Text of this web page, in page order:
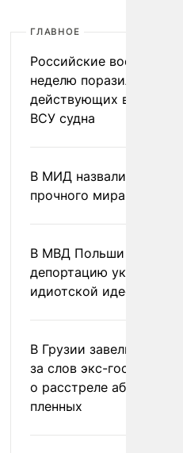
ГЛАВНОЕ
Российские военные за
неделю поразили 34
действующих в
ВСУ судна
В МИД назвали условия
прочного мира на
В МВД Польши назвали
депортацию украинцев
идиотской идеей
В Грузии завели дело
за слов экс-
о расстреле абхазских
пленных